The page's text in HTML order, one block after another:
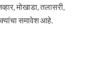
मोखाडा, तलासरी,
समावेश आहे.